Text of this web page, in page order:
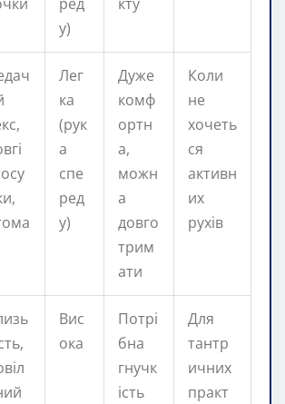
у)
Лег
ка
(рук
а
спе
ред
у)
Дуже
комф
ортн
а,
можн
а
довго
трим
ати
Коли
не
хочеть
ся
активн
их
рухів
Вис
ока
Потрі
бна
гнучк
ість
Для
тантр
ичних
практ